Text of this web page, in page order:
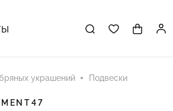
украшений Подвески